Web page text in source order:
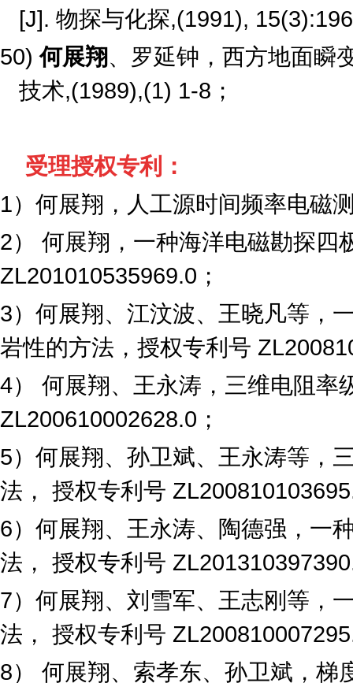
[J]. 物探与化探,(1991),
50)何展翔、罗延钟，西方地面瞬
技术,(1989),(1) 1-8 ；
受理授权专利：
1）何展翔，人工源时间频率电磁
2） 何展翔，一种海洋电磁勘探四
ZL201010535969.0 ；
3）何展翔、江汶波、王晓凡等，
岩性的方法，授权专利号
4） 何展翔、王永涛，三维电阻率
ZL200610002628.0 ；
5）何展翔、孙卫斌、王永涛等，
法，
授权专利号
6）何展翔、王永涛、陶德强，一
法，
授权专利号
7）何展翔、刘雪军、王志刚等，
法，
授权专利号
8） 何展翔、索孝东、孙卫斌，梯